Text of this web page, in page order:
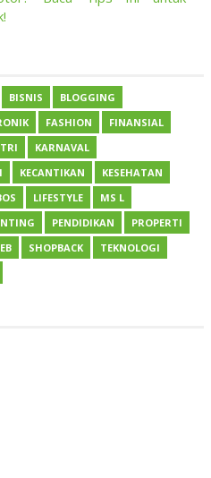
BISNIS
BLOGGING
FASHION
FINANSIAL
KARNAVAL
KECANTIKAN
KESEHATAN
LIFESTYLE
MS L
PENDIDIKAN
PROPERTI
SHOPBACK
TEKNOLOGI